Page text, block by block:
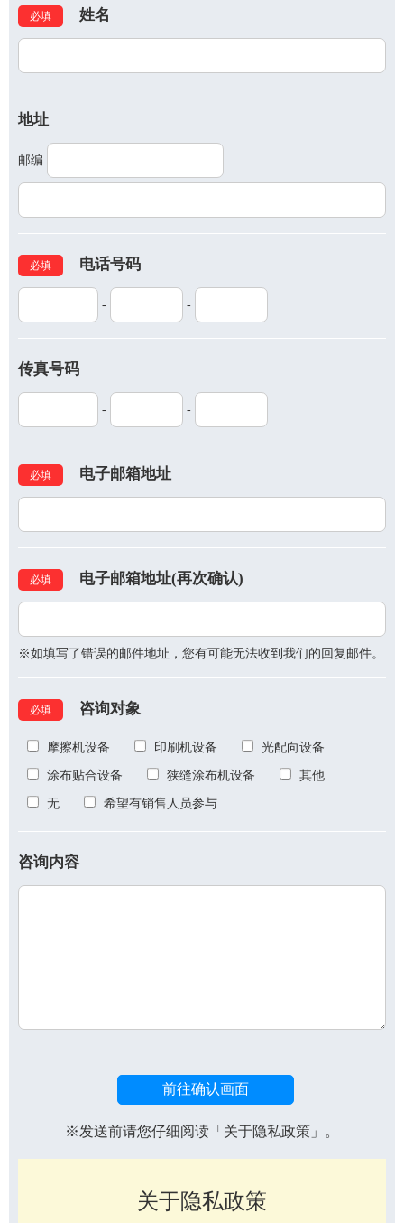
必填 姓名
地址
邮编
必填 电话号码
- -
传真号码
- -
必填 电子邮箱地址
必填 电子邮箱地址(再次确认)
※如填写了错误的邮件地址，您有可能无法收到我们的回复邮件。
必填 咨询对象
摩擦机设备 印刷机设备 光配向设备
涂布贴合设备 狭缝涂布机设备 其他
无 希望有销售人员参与
咨询内容
前往确认画面
※发送前请您仔细阅读「关于隐私政策」。
关于隐私政策